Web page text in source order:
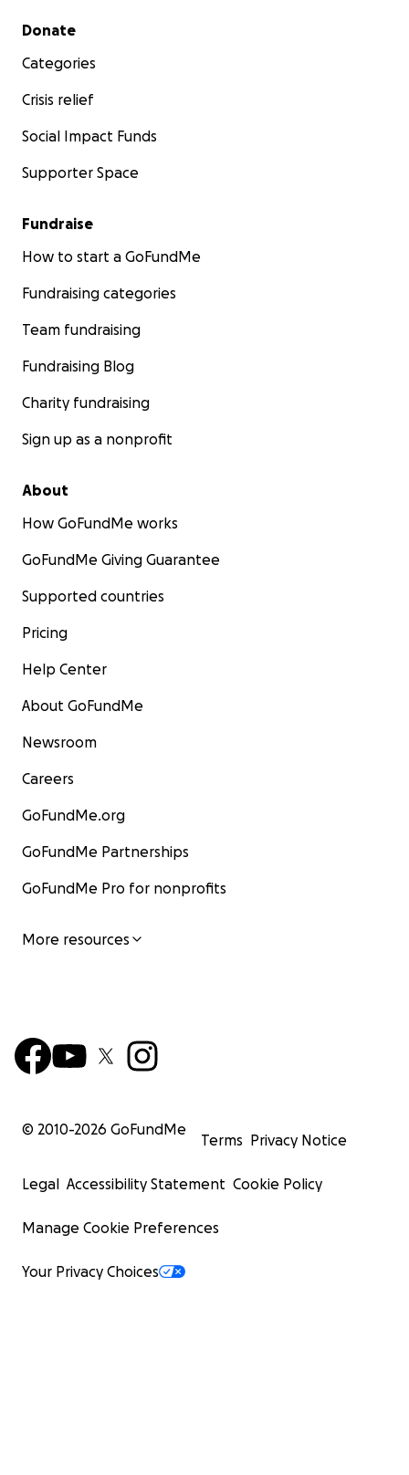
Secondary menu
Donate
Categories
Crisis relief
Social Impact Funds
Supporter Space
Fundraise
How to start a GoFundMe
Fundraising categories
Team fundraising
Fundraising Blog
Charity fundraising
Sign up as a nonprofit
About
How GoFundMe works
GoFundMe Giving Guarantee
Supported countries
Pricing
Help Center
About GoFundMe
Newsroom
Careers
GoFundMe.org
GoFundMe Partnerships
GoFundMe Pro for nonprofits
More resources
© 2010-2026 GoFundMe
Terms Privacy Notice
Legal Accessibility Statement Cookie Policy
Manage Cookie Preferences
Your Privacy Choices